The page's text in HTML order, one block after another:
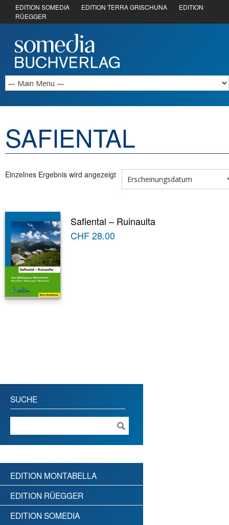
EDITION SOMEDIA EDITION TERRA GRISCHUNA
EDITION
RÜEGGER
SAFIENTAL
Einzelnes Ergebnis wird angezeigt
Safiental – Ruinaulta
CHF28.00
SUCHE
EDITION MONTABELLA
EDITION RÜEGGER
EDITION SOMEDIA